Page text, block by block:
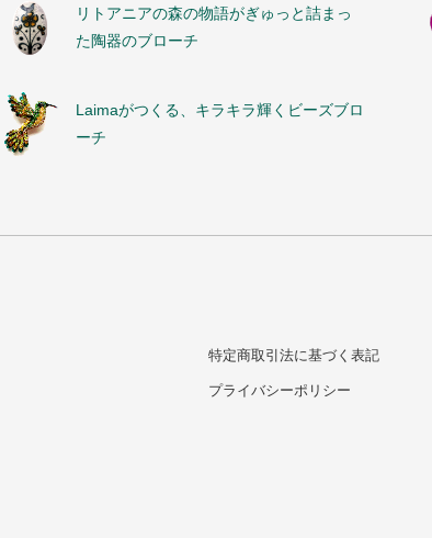
リトアニアの森の物語がぎゅっと詰まっ
た陶器のブローチ
Laimaがつくる、キラキラ輝くビーズブロ
ーチ
特定商取引法に基づく表記
プライバシーポリシー